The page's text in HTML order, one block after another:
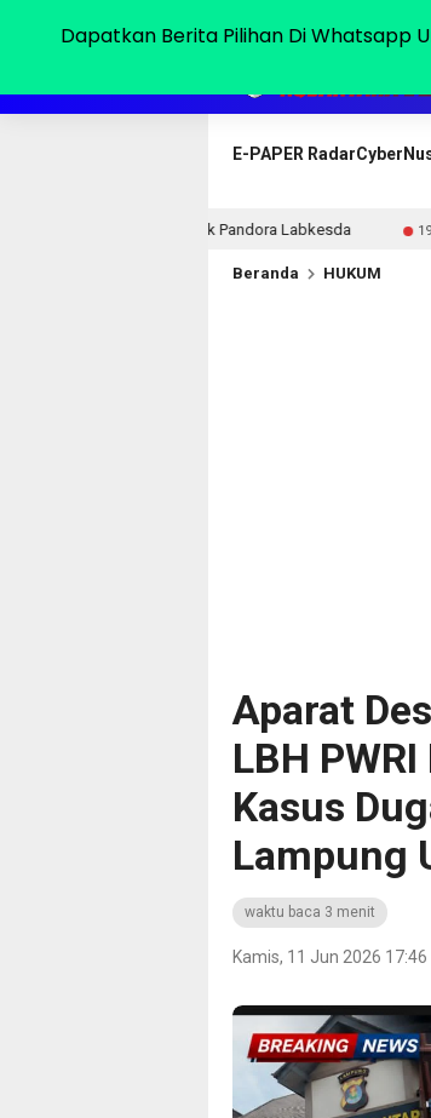
E-PAPER
19 jam lalu RTLH
Beranda HUKUM
Aparat
LBH
Kasus
Lampung
waktu baca 3 menit
Kamis, 11 Jun 2026 17:46
Dapatkan Berita Pilihan Di Whatsapp